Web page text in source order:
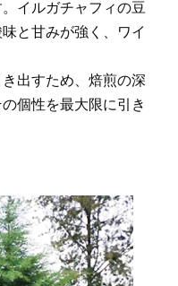
イルガチャフィの豆
と甘みが強く、ワイ
出すため、焙煎の深
個性を最大限に引き